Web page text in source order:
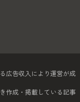
広告収入により運営が成
作成・掲載している記事